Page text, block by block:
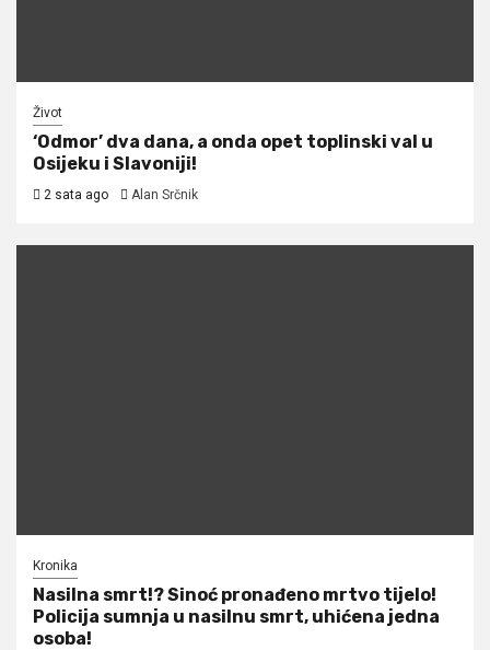
Život
‘Odmor’ dva dana, a onda opet toplinski val u
Osijeku i Slavoniji!
2 sata ago Alan Srčnik
Kronika
Nasilna smrt!? Sinoć pronađeno mrtvo tijelo!
Policija sumnja u nasilnu smrt, uhićena jedna
osoba!